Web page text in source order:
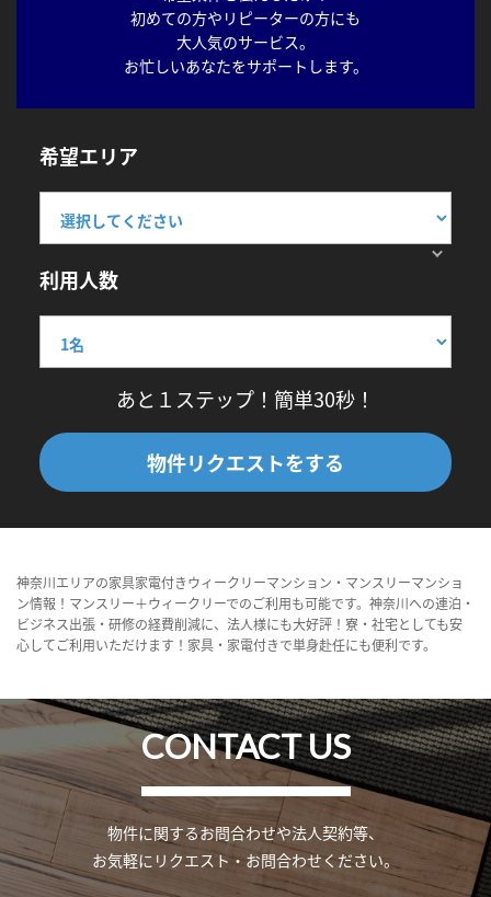
初めての方やリピーターの方にも
大人気のサービス。
お忙しいあなたをサポートします。
希望エリア
利用人数
あと１ステップ！簡単30秒！
物件リクエストをする
神奈川エリアの家具家電付きウィークリーマンション・マンスリーマンショ
ン情報！マンスリー＋ウィークリーでのご利用も可能です。神奈川への連泊・
ビジネス出張・研修の経費削減に、法人様にも大好評！寮・社宅としても安
心してご利用いただけます！家具・家電付きで単身赴任にも便利です。
CONTACT US
物件に関するお問合わせや法人契約等、
お気軽にリクエスト・お問合わせください。